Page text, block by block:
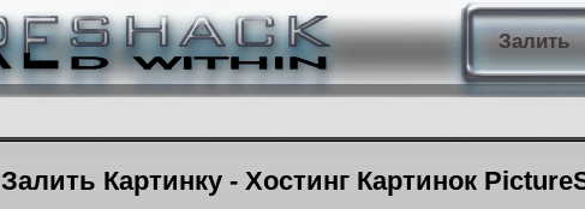
Залить
Залить Картинку - Хостинг Картинок